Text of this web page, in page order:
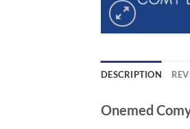
DESCRIPTION
Onemed